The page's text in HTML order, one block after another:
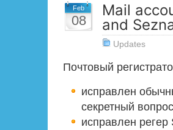
Feb
08
Mail
and
Updates
Почтовый
исправлен
секретный
исправлен